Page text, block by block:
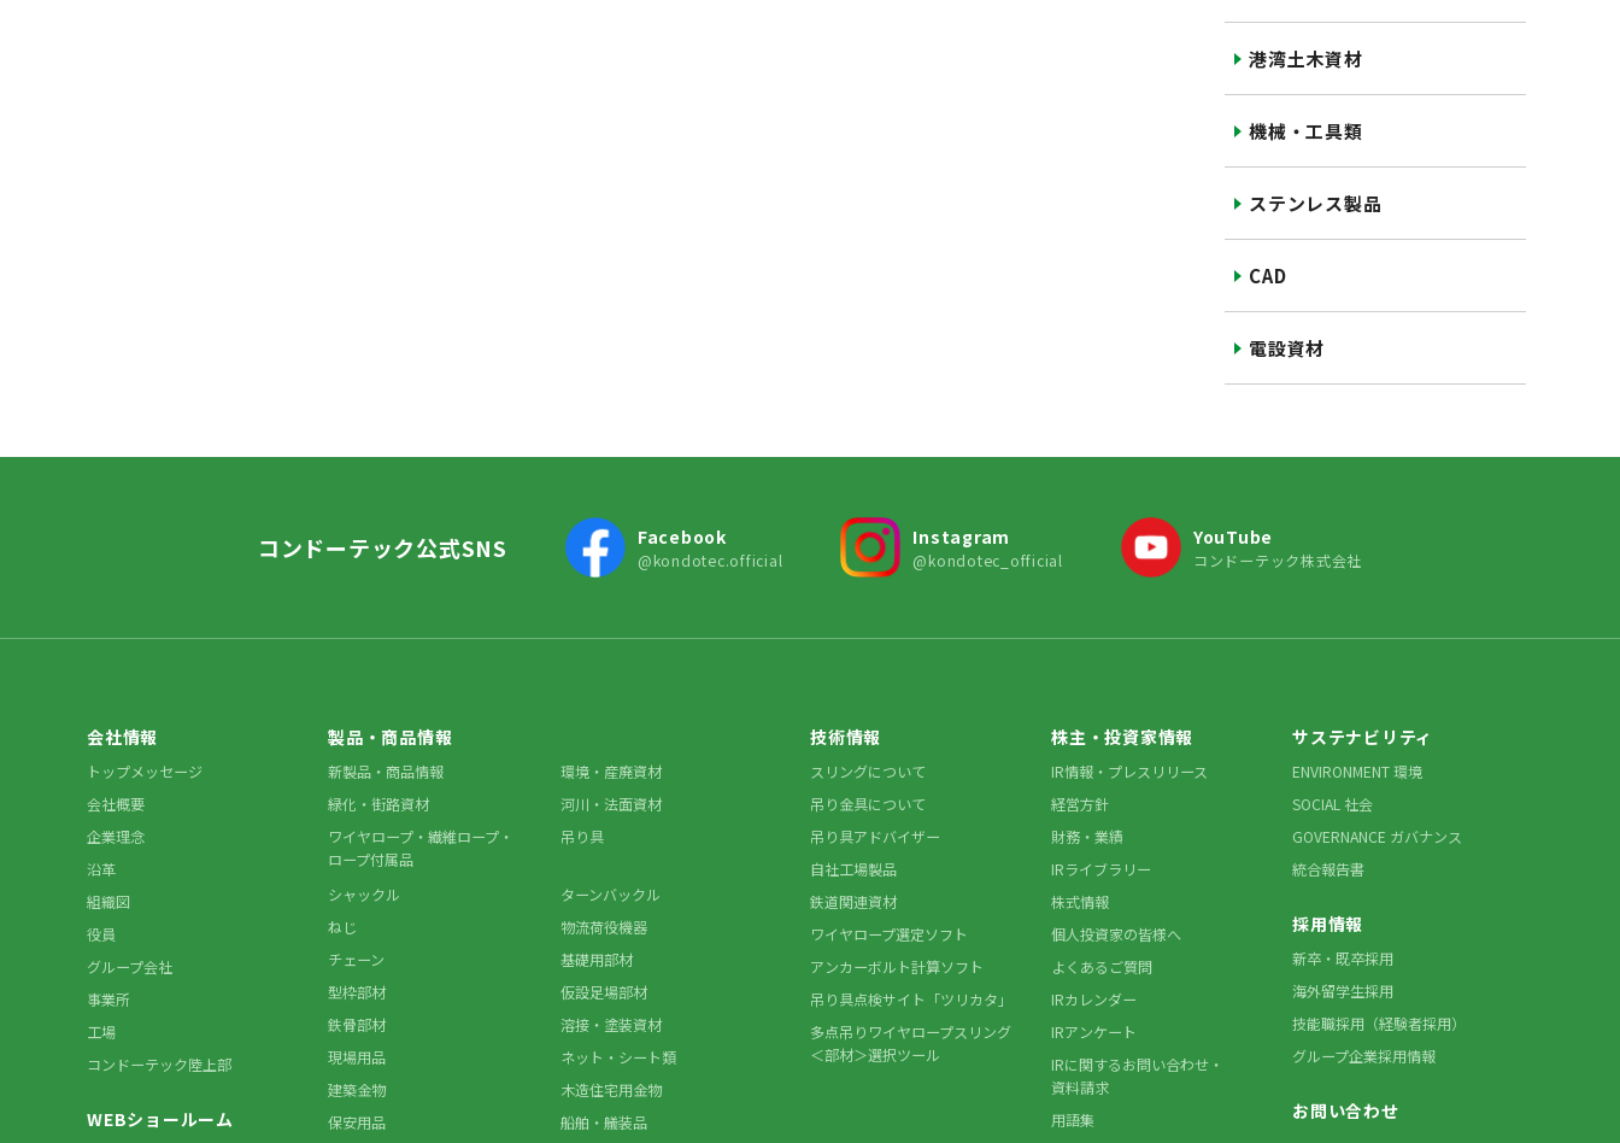
港湾土木資材
機械・工具類
ステンレス製品
CAD
電設資材
コンドーテック公式SNS Facebook
@kondotec.official
Instagram
@kondotec_official
YouTube
コンドーテック株式会社
会社情報
トップメッセージ
会社概要
企業理念
沿革
組織図
役員
グループ会社
事業所
工場
コンドーテック陸上部
WEBショールーム
製品・商品情報
新製品・商品情報
環境・産廃資材
緑化・街路資材
河川・法面資材
ワイヤロープ・繊維ロープ・
ロープ付属品
吊り具
シャックル
ターンバックル
ねじ
物流荷役機器
チェーン
基礎用部材
型枠部材
仮設足場部材
鉄骨部材
溶接・塗装資材
現場用品
ネット・シート類
建築金物
木造住宅用金物
保安用品
船舶・艤装品
技術情報
スリングについて
吊り金具について
吊り具アドバイザー
自社工場製品
鉄道関連資材
ワイヤロープ選定ソフト
アンカーボルト計算ソフト
吊り具点検サイト「ツリカタ」
多点吊りワイヤロープスリング
＜部材＞選択ツール
株主・投資家情報
IR情報・プレスリリース
経営方針
財務・業績
IRライブラリー
株式情報
個人投資家の皆様へ
よくあるご質問
IRカレンダー
IRアンケート
IRに関するお問い合わせ・
資料請求
用語集
サステナビリティ
ENVIRONMENT 環境
SOCIAL 社会
GOVERNANCE ガバナンス
統合報告書
採用情報
新卒・既卒採用
海外留学生採用
技能職採用（経験者採用）
グループ企業採用情報
お問い合わせ